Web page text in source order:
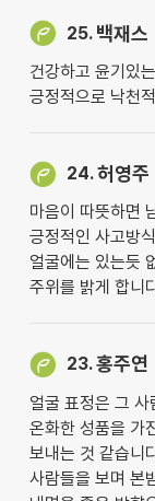
25. 백재스
건강하고 윤기있
긍정적으로 낙천
24.허영주
마음이 따뜻하면
긍정적인 사고방
얼굴에는 있는듯
주위를 밝게 합니
23.홍주연
얼굴 표정은 그
온화한 성품을 가
보내는 것 같습니
사람들을 보며 본